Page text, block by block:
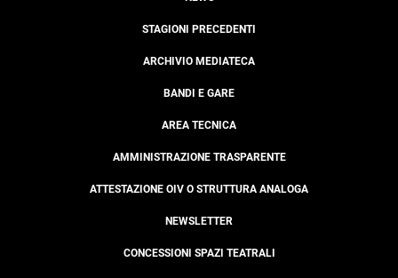
STAGIONI PRECEDENTI
ARCHIVIO MEDIATECA
BANDI E GARE
AREA TECNICA
AMMINISTRAZIONE TRASPARENTE
ATTESTAZIONE OIV O STRUTTURA ANALOGA
NEWSLETTER
CONCESSIONI SPAZI TEATRALI